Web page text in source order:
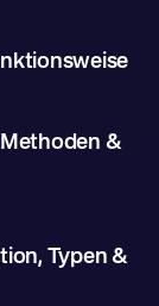
&
Typen &